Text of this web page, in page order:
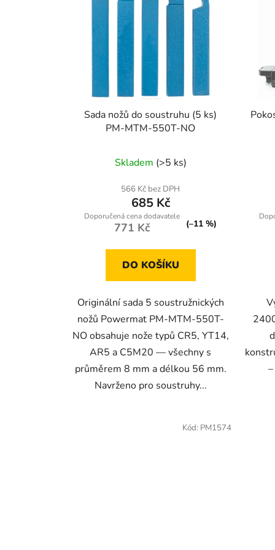
Sada nožů do soustruhu (5 ks)
PM-MTM-550T-NO
Skladem (>5 ks)
566 Kč bez DPH
685 Kč
771 Kč (–11 %)
DO KOŠÍKU
Originální sada 5 soustružnických
nožů Powermat PM-MTM-550T-
NO obsahuje nože typů CR5, YT14,
AR5 a C5M20 — všechny s
průměrem 8 mm a délkou 56 mm.
Navrženo pro soustruhy...
Kód: PM1574